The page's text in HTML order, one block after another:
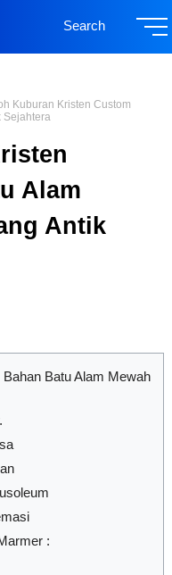
Search
Kuburan Kristen Custom
Sejahtera
Alam
Antik
Batu Alam Mewah
: